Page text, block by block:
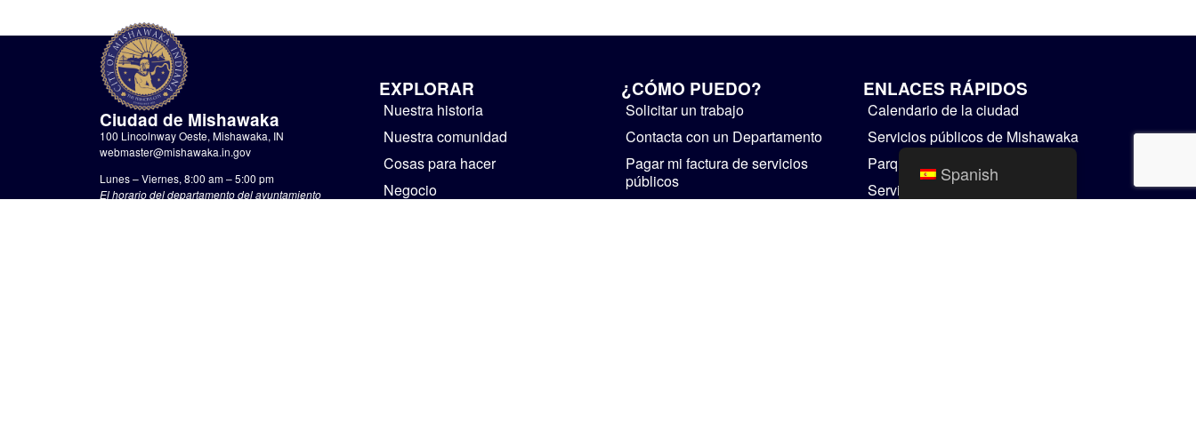
Ciudad de Mishawaka
100 Lincolnway Oeste, Mishawaka, IN
webmaster@mishawaka.in.gov
Lunes – Viernes, 8:00 am – 5:00 pm
El horario del departamento del ayuntamiento
EXPLORAR
Nuestra historia
Nuestra comunidad
Cosas para hacer
Negocio
¿CÓMO PUEDO?
Solicitar un trabajo
Contacta con un Departamento
Pagar mi factura de servicios
públicos
ENLACES RÁPIDOS
Calendario de la ciudad
Servicios públicos de Mishawaka
Parques y Recreación
Servicios Residenciales
Spanish